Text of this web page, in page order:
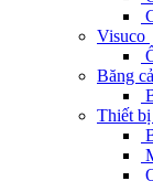
Visuco
Băng
Thiết bị